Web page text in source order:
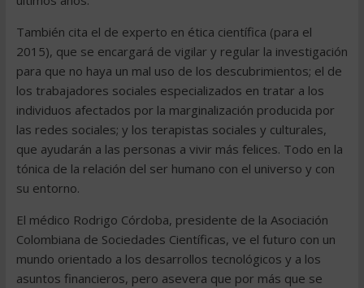
También cita el de experto en ética científica (para el
2015), que se encargará de vigilar y regular la investigación
para que no haya un mal uso de los descubrimientos; el de
los trabajadores sociales especializados en tratar a los
individuos afectados por la marginalización producida por
las redes sociales; y los terapistas sociales y culturales,
que ayudarán a las personas a vivir más felices. Todo en la
tónica de la relación del ser humano con el universo y con
su entorno.
El médico Rodrigo Córdoba, presidente de la Asociación
Colombiana de Sociedades Científicas, ve el futuro con un
mundo orientado a los desarrollos tecnológicos y a los
asuntos financieros, pero asevera que por más que se